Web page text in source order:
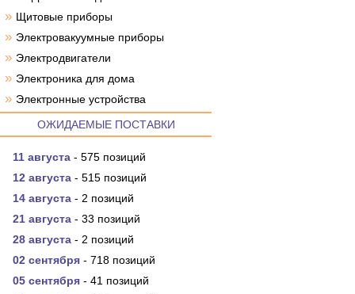
» Щитовые приборы
» Электровакуумные приборы
» Электродвигатели
» Электроника для дома
» Электронные устройства
ОЖИДАЕМЫЕ ПОСТАВКИ
11 августа - 575 позиций
12 августа - 515 позиций
14 августа - 2 позиций
21 августа - 33 позиций
28 августа - 2 позиций
02 сентября - 718 позиций
05 сентября - 41 позиций